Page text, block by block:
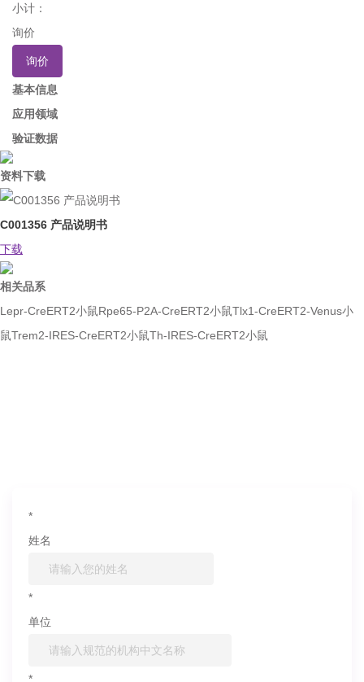
小计：
询价
询价
基本信息
应用领域
验证数据
资料下载
C001356 产品说明书
下载
相关品系
Lepr-CreERT2小鼠Rpe65-P2A-CreERT2小鼠Tlx1-CreERT2-Venus小
鼠Trem2-IRES-CreERT2小鼠Th-IRES-CreERT2小鼠
*
姓名
*
单位
*